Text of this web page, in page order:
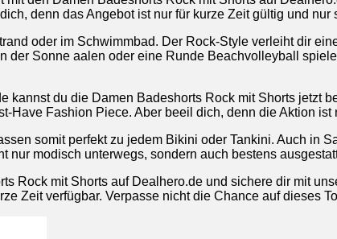
denn das Angebot ist nur für kurze Zeit gültig und nur
oder im Schwimmbad. Der Rock-Style verleiht dir
der Sonne aalen oder eine Runde Beachvolleyball
kannst du die Damen Badeshorts Rock mit Shorts jetzt
Have Fashion Piece. Aber beeil dich, denn die Aktion ist
somit perfekt zu jedem Bikini oder Tankini. Auch in
modisch unterwegs, sondern auch bestens
Rock mit Shorts auf Dealhero.de und sichere dir mit
Zeit verfügbar. Verpasse nicht die Chance auf dieses